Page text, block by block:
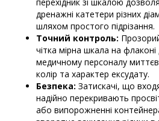
дренажні катетери різних
шляхом простого підрізання.
Точний контроль:
чітка мірна шкала на
медичному персоналу
колір та характер ексудату.
Безпека: Затискачі, що
надійно перекривають
або випорожненні